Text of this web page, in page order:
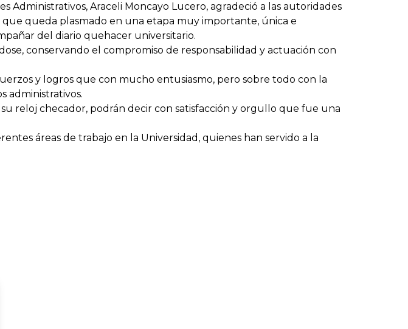
Araceli Moncayo Lucero, agradeció a las autoridades
queda plasmado en una etapa muy importante, única e
del diario quehacer universitario.
conservando el compromiso de responsabilidad y actuación con
y logros que con mucho entusiasmo, pero sobre todo con la
administrativos.
reloj checador, podrán decir con satisfacción y orgullo que fue una
áreas de trabajo en la Universidad, quienes han servido a la